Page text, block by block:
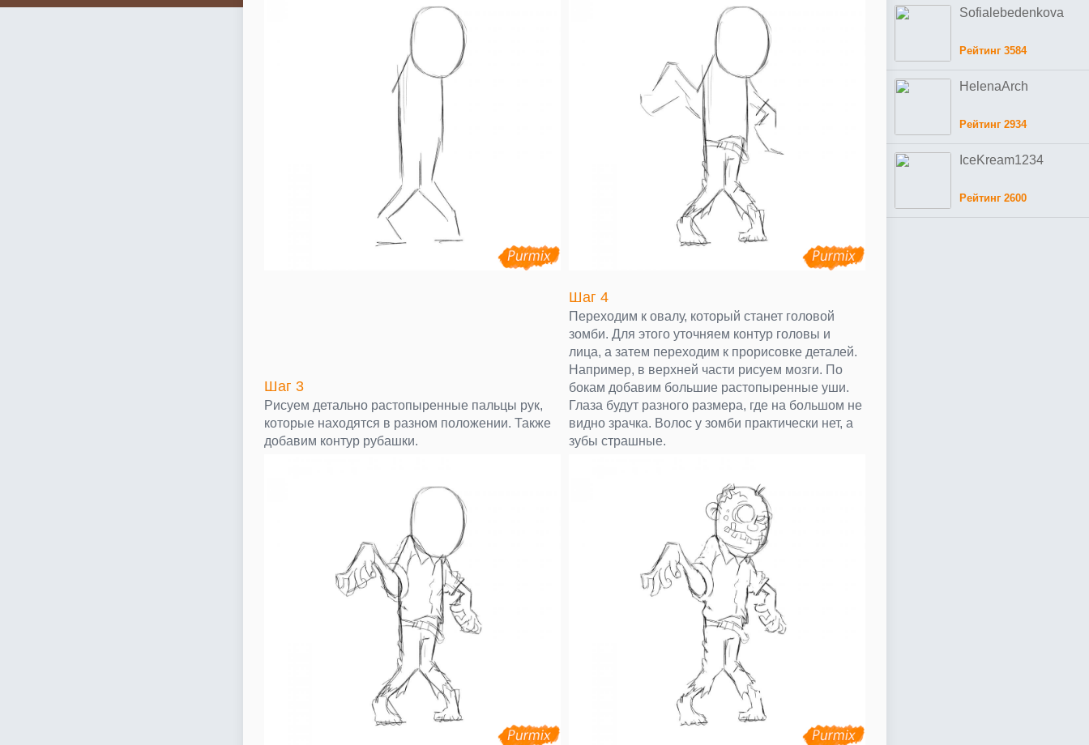
Шаг 3
Рисуем детально растопыренные пальцы рук,
которые находятся в разном положении. Также
добавим контур рубашки.
Шаг 4
Переходим к овалу, который станет головой
зомби. Для этого уточняем контур головы и
лица, а затем переходим к прорисовке деталей.
Например, в верхней части рисуем мозги. По
бокам добавим большие растопыренные уши.
Глаза будут разного размера, где на большом не
видно зрачка. Волос у зомби практически нет, а
зубы страшные.
Sofialebedenkova
Рейтинг 3584
HelenaArch
Рейтинг 2934
IceKream1234
Рейтинг 2600